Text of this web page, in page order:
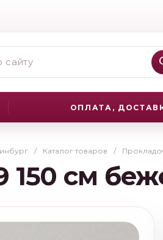
ОПЛАТА,
/ Каталог товаров /
150 см